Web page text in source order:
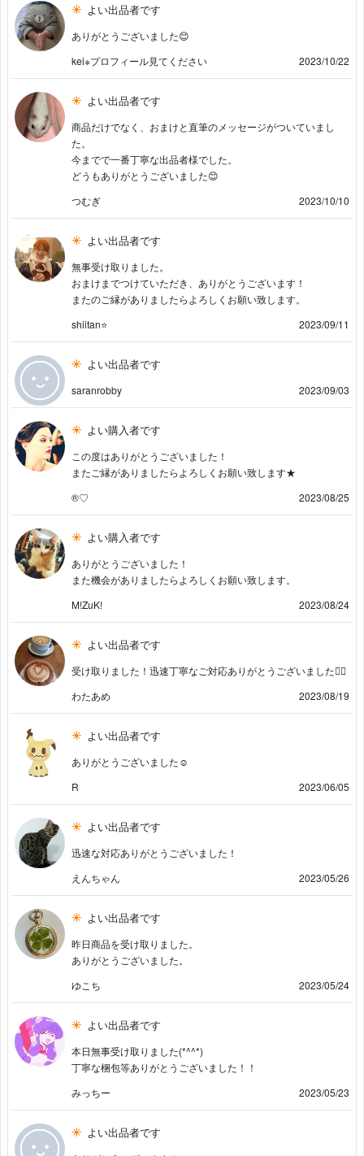
よい出品者です
ありがとうございました😊
kei※プロフィール見てください
2023/10/22
よい出品者です
商品だけでなく、おまけと直筆のメッセージがついていまし
た。
今までで一番丁寧な出品者様でした。
どうもありがとうございました😊
つむぎ
2023/10/10
よい出品者です
無事受け取りました。
おまけまでつけていただき、ありがとうございます！
またのご縁がありましたらよろしくお願い致します。
shiitan⭐
2023/09/11
よい出品者です
saranrobby 2023/09/03
よい購入者です
この度はありがとうございました！
またご縁がありましたらよろしくお願い致します★
®️♡
2023/08/25
よい購入者です
ありがとうございました！
また機会がありましたらよろしくお願い致します。
M!ZuK!
2023/08/24
よい出品者です
受け取りました！迅速丁寧なご対応ありがとうございました🙇‍♀️
わたあめ
2023/08/19
よい出品者です
ありがとうございました︎︎︎☺︎
R
2023/06/05
よい出品者です
迅速な対応ありがとうございました！
えんちゃん
2023/05/26
よい出品者です
昨日商品を受け取りました。
ありがとうございました。
ゆこち
2023/05/24
よい出品者です
本日無事受け取りました(*^^*)
丁寧な梱包等ありがとうございました！！
みっちー
2023/05/23
よい出品者です